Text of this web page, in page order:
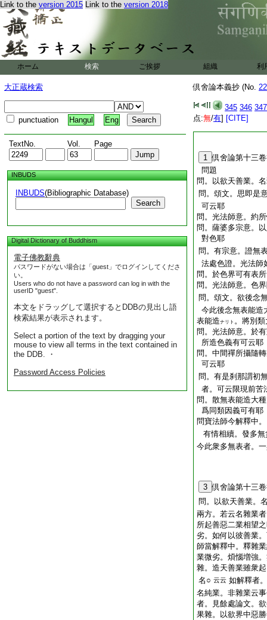
Link to the version 2015 Link to the version 2018
ホーム 検索 ご挨拶 組織 利
大正蔵検索
punctuation Hangul Eng
TextNo. Vol. Page
INBUDS
INBUDS(Bibliographic Database)
Search
Digital Dictionary of Buddhism
電子佛教辭典
パスワードがない場合は「guest」でログインしてくださ
い。
Users who do not have a password can log in with the
userID "guest".
本文をドラッグして選択するとDDBの見出し語
検索結果が表示されます。
Select a portion of the text by dragging your
mouse to view all terms in the text contained in
the DDB. ・
Password Access Policies
倶舍論本義抄 (No.
345 346 347
点:無/有] [CITE]
1 倶舍論第十三
問題
問。以欲天善業。
問。頌文。思即是
可云耶
問。光法師意。約
問。薩婆多宗意。
對色耶
問。有宗意。證無
法處色證。光法師
問。於色界可有表
問。光法師意。色
問。頌文。欲後念
今此後念無表能造
表能造ナリト 。將別類
問。光法師意。於
所造色義有可云耶
問。中間禪所攝隨
可云耶
問。有是刹那謂初
者。可云限現前苦
問。散無表能造大
爲同類因義可有耶
問寶法師今解釋中
有情相續。發多
今此衆多無表者。
3 倶舍論第十三
問。以欲天善業。
兩方。若云名雜業
所起善惡二業相望
劣。如何以彼善業
師當解釋中。釋雜
業微劣。煩惱増強
雜。造天善業雖衆
名○ 云云 如解釋者
名純業。非雜業云
者。見餘處論文。
果雜。以欲界中惡